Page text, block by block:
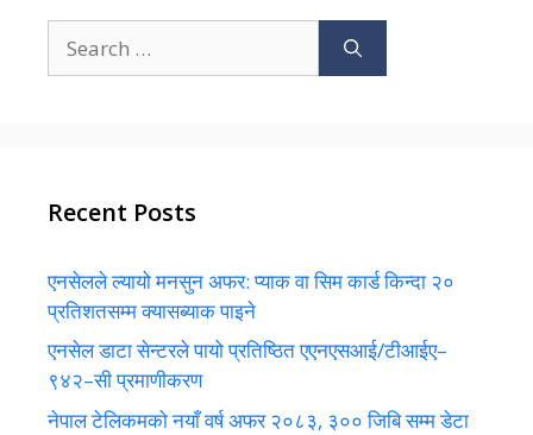
for:
Recent Posts
एनसेलले ल्यायो मनसुन अफर: प्याक वा सिम कार्ड किन्दा २०
प्रतिशतसम्म क्यासब्याक पाइने
एनसेल डाटा सेन्टरले पायो प्रतिष्ठित एएनएसआई/टीआईए–
९४२–सी प्रमाणीकरण
नेपाल टेलिकमको नयाँ वर्ष अफर २०८३, ३०० जिबि सम्म डेटा